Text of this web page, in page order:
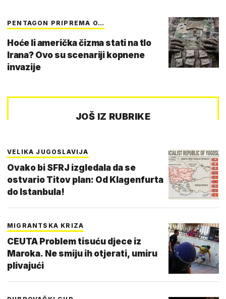
PENTAGON PRIPREMA O…
Hoće li američka čizma stati na tlo
Irana? Ovo su scenariji kopnene
invazije
JOŠ IZ RUBRIKE
VELIKA JUGOSLAVIJA
Ovako bi SFRJ izgledala da se
ostvario Titov plan: Od Klagenfurta
do Istanbula!
MIGRANTSKA KRIZA
CEUTA Problem tisuću djece iz
Maroka. Ne smiju ih otjerati, umiru
plivajući